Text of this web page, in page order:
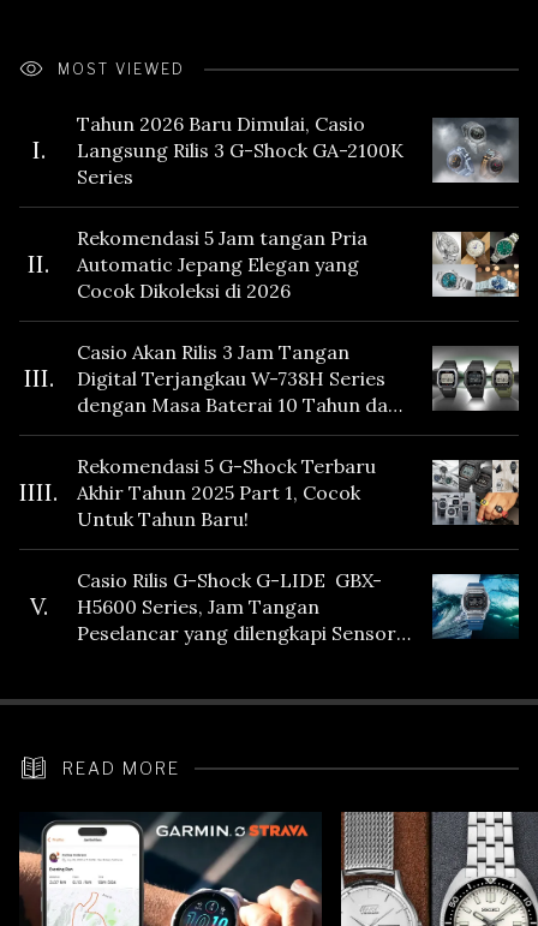
MOST VIEWED
I.
Tahun 2026 Baru Dimulai, Casio
Langsung Rilis 3 G-Shock GA-2100K
Series
II.
Rekomendasi 5 Jam tangan Pria
Automatic Jepang Elegan yang
Cocok Dikoleksi di 2026
III.
Casio Akan Rilis 3 Jam Tangan
Digital Terjangkau W-738H Series
dengan Masa Baterai 10 Tahun dan
Fitur Vibration
IIII.
Rekomendasi 5 G-Shock Terbaru
Akhir Tahun 2025 Part 1, Cocok
Untuk Tahun Baru!
V.
Casio Rilis G-Shock G-LIDE GBX-
H5600 Series, Jam Tangan
Peselancar yang dilengkapi Sensor
READ MORE